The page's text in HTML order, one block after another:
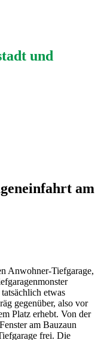
und
am
Anwohner-Tiefgarage,
etwas
gegenüber, also vor
Platz erhebt. Von der
am Bauzaun
frei. Die